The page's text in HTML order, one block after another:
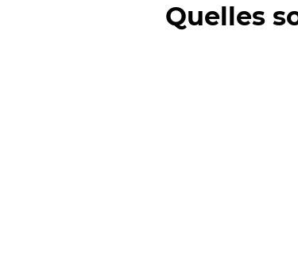
Quelles